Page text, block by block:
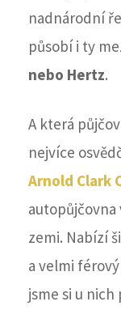
nadnárodní
působí i ty
nebo Hertz.
A která
nejvíce
Arnold Clark
autopůjčovna
zemi. Nabízí
a velmi
jsme si u nich